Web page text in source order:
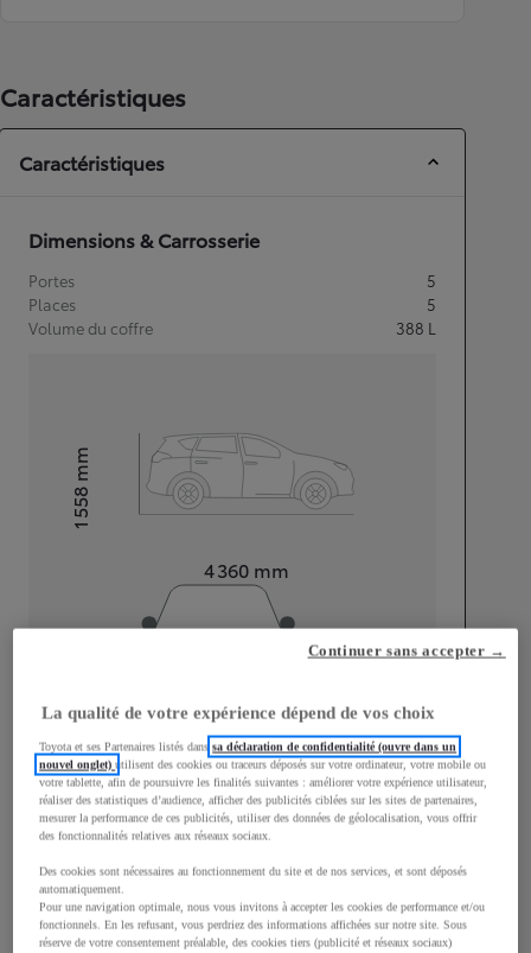
Caractéristiques
Caractéristiques
Dimensions & Carrosserie
Portes
5
Places
5
Volume du coffre
388 L
4 360 mm
Hauteur1 558
mm
Largeur
1 830mm
Consommation mixte
Émissions CO2
107g/km
La qualité de votre expérience dépend de vos choix
Toyota et ses Partenaires listés danssa déclaration de confidentialité (ouvre dans un
nouvel onglet)utilisent des cookies ou traceurs déposés sur votre ordinateur, votre mobile ou
votre tablette, afin de poursuivre les finalités suivantes : améliorer votre expérience utilisateur,
réaliser des statistiques d’audience, afficher des publicités ciblées sur les sites de partenaires,
mesurer la performance de ces publicités, utiliser des données de géolocalisation, vous offrir
des fonctionnalités relatives aux réseaux sociaux.
Des cookies sont nécessaires au fonctionnement du site et de nos services, et sont déposés
automatiquement.
Pour une navigation optimale, nous vous invitons à accepter les cookies de performance et/ou
fonctionnels. En les refusant, vous perdriez des informations affichées sur notre site. Sous
réserve de votre consentement préalable, des cookies tiers (publicité et réseaux sociaux)
Continuer sans accepter →